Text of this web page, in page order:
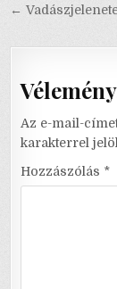
←
Az e-mail-
karakterrel
Hozzászólás *